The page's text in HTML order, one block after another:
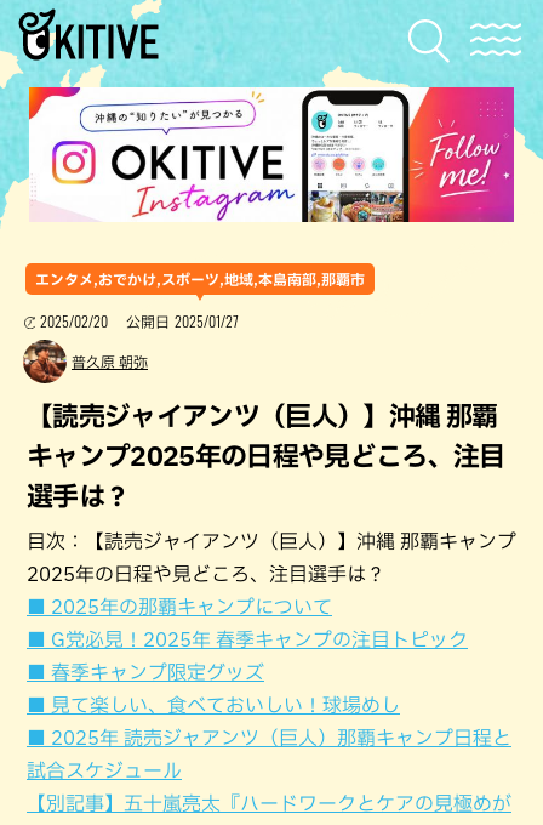
エンタメ,おでかけ,スポーツ,地域,本島南部,那覇市
2025/02/20 公開日 2025/01/27
普久原 朝弥
【読売ジャイアンツ（巨人）】沖縄 那覇
キャンプ2025年の日程や見どころ、注目
選手は？
目次：【読売ジャイアンツ（巨人）】沖縄 那覇キャンプ
2025年の日程や見どころ、注目選手は？
■ 2025年の那覇キャンプについて
■ G党必見！2025年 春季キャンプの注目トピック
■ 春季キャンプ限定グッズ
■ 見て楽しい、食べておいしい！球場めし
■ 2025年 読売ジャアンツ（巨人）那覇キャンプ日程と
試合スケジュール
【別記事】五十嵐亮太『ハードワークとケアの見極めが